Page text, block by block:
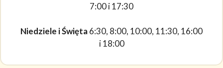
7:00 i 17:30
Niedziele i Święta6:30, 8:00, 10:00, 11:30, 16:00
i 18:00